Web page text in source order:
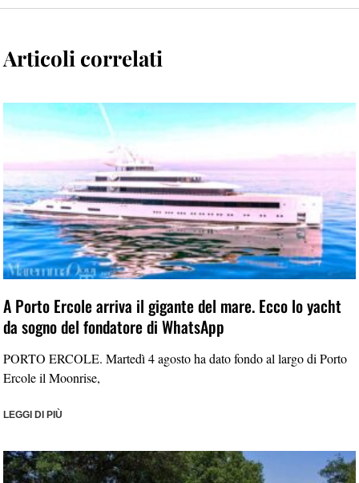
Articoli correlati
A Porto Ercole arriva il gigante del mare. Ecco lo yacht
da sogno del fondatore di WhatsApp
PORTO ERCOLE. Martedì 4 agosto ha dato fondo al largo di Porto
Ercole il Moonrise,
LEGGI DI PIÙ